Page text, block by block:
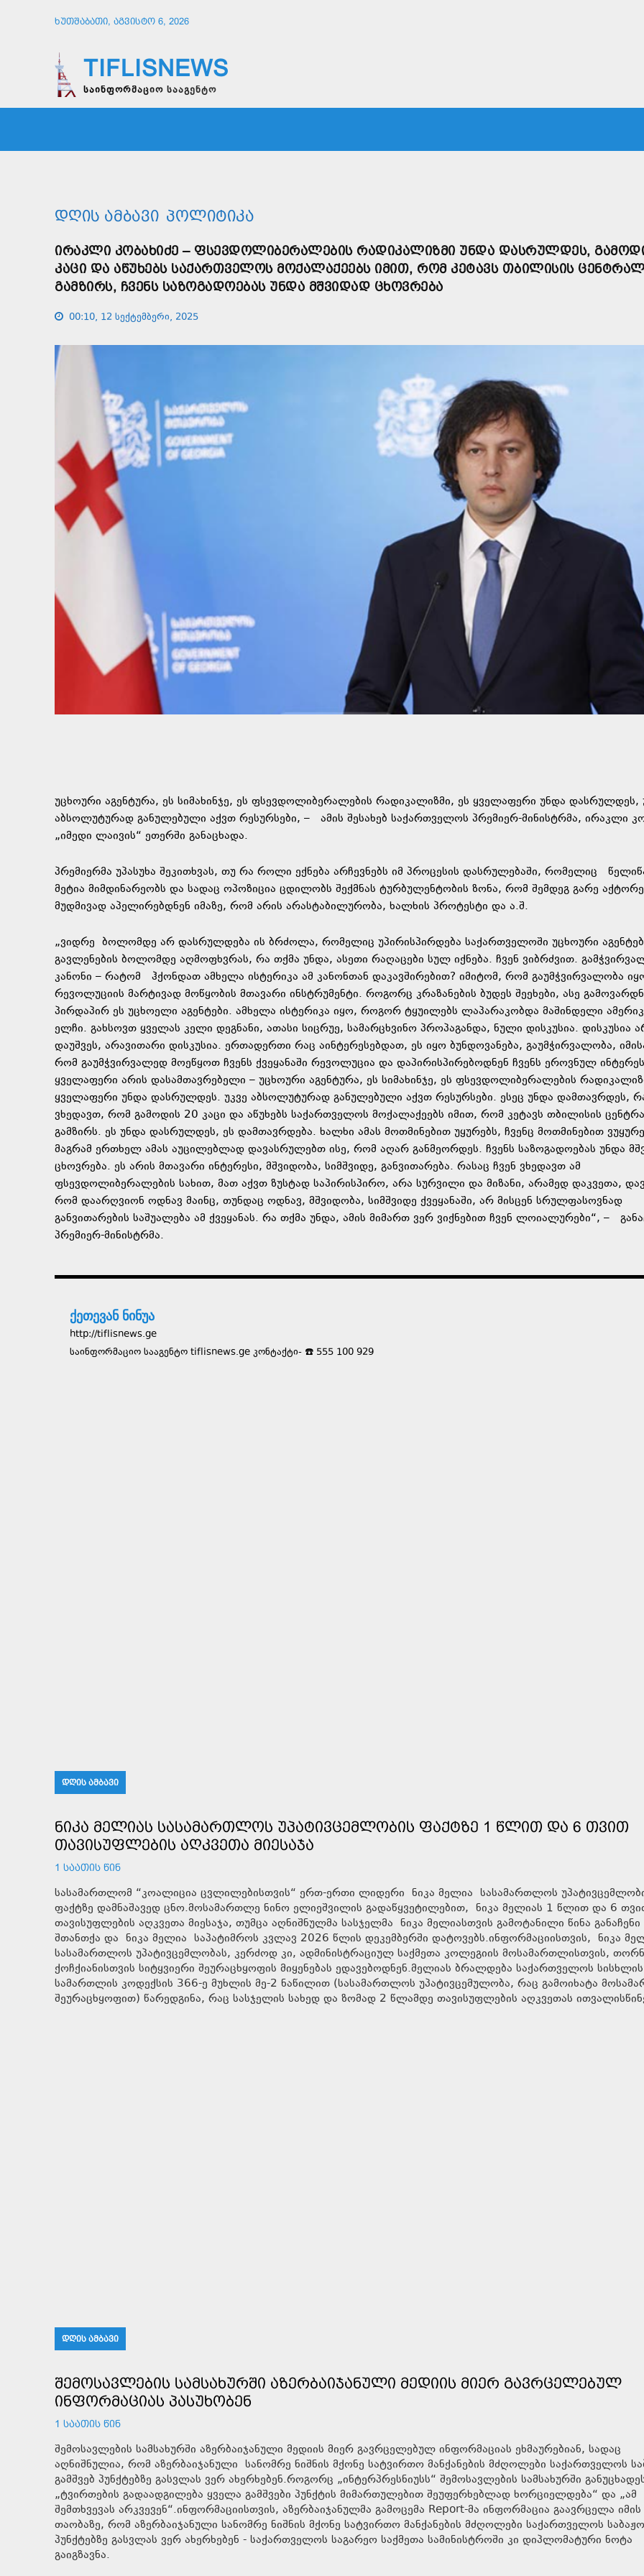
ᲮᲣᲗᲨᲐᲑᲐᲗᲘ, ᲐᲒᲕᲘᲡᲢᲝ 6, 2026
TIFLISNEWS
საინფორმაციო სააგენტო
ᲓᲦᲘᲡ ᲐᲛᲑᲐᲕᲘ ᲞᲝᲚᲘᲢᲘᲙᲐ
ᲘᲠᲐᲙᲚᲘ ᲙᲝᲑᲐᲮᲘᲫᲔ – ᲤᲡᲔᲕᲓᲝᲚᲘᲑᲔᲠᲐᲚᲔᲑᲘᲡ ᲠᲐᲓᲘᲙᲐᲚᲘᲖᲛᲘ ᲣᲜᲓᲐ ᲓᲐᲡᲠᲣᲚᲓᲔᲡ,
ᲙᲐᲪᲘ ᲓᲐ ᲐᲬᲣᲮᲔᲑᲡ ᲡᲐᲥᲐᲠᲗᲕᲔᲚᲝᲡ ᲛᲝᲥᲐᲚᲐᲥᲔᲔᲑᲡ ᲘᲛᲘᲗ, ᲠᲝᲛ ᲙᲔᲢᲐᲕᲡ ᲗᲑᲘᲚᲘᲡᲘᲡ
ᲒᲐᲛᲖᲘᲠᲡ, ᲩᲕᲔᲜᲡ ᲡᲐᲖᲝᲒᲐᲓᲝᲔᲑᲐᲡ ᲣᲜᲓᲐ ᲛᲨᲕᲘᲓᲐᲓ ᲪᲮᲝᲕᲠᲔᲑᲐ
00:10, 12 სექტემბერი, 2025
უცხოური აგენტურა, ეს სიმახინჯე, ეს ფსევდოლიბერალების რადიკალიზმი, ეს ყველაფერი უნდა დასრულდეს,
აბსოლუტურად განულებული აქვთ რესურსები, – ამის შესახებ საქართველოს პრემიერ-მინისტრმა, ირაკლი
„იმედი ლაივის“ ეთერში განაცხადა.
პრემიერმა უპასუხა შეკითხვას, თუ რა როლი ექნება არჩევნებს იმ პროცესის დასრულებაში, რომელიც
მეტია მიმდინარეობს და სადაც ოპოზიცია ცდილობს შექმნას ტურბულენტობის ზონა, რომ შემდეგ გარე
მუდმივად აპელირებდნენ იმაზე, რომ არის არასტაბილურობა, ხალხის პროტესტი და ა.შ.
„ვიდრე ბოლომდე არ დასრულდება ის ბრძოლა, რომელიც უპირისპირდება საქართველოში უცხოური
გავლენების ბოლომდე აღმოფხვრას, რა თქმა უნდა, ასეთი რაღაცები სულ იქნება. ჩვენ ვიბრძვით.
კანონი – რატომ ჰქონდათ ამხელა ისტერიკა ამ კანონთან დაკავშირებით? იმიტომ, რომ გაუმჭვირვალობა
რევოლუციის მარტივად მოწყობის მთავარი ინსტრუმენტი. როგორც კრაზანების ბუდეს შეეხები, ასე
პირდაპირ ეს უცხოელი აგენტები. ამხელა ისტერიკა იყო, როგორ ტყუილებს ლაპარაკობდა მაშინდელი
ელჩი. გახსოვთ ყველას კელი დეგნანი, ათასი სიცრუე, სამარცხვინო პროპაგანდა, ნული დისკუსია. დისკუსია
დაუშვეს, არავითარი დისკუსია. ერთადერთი რაც აინტერესებდათ, ეს იყო ბუნდოვანება, გაუმჭირვალობა,
რომ გაუმჭვირვალედ მოეწყოთ ჩვენს ქვეყანაში რევოლუცია და დაპირისპირებოდნენ ჩვენს ეროვნულ
ყველაფერი არის დასამთავრებელი – უცხოური აგენტურა, ეს სიმახინჯე, ეს ფსევდოლიბერალების
ყველაფერი უნდა დასრულდეს. უკვე აბსოლუტურად განულებული აქვთ რესურსები. ესეც უნდა დამთავრდეს,
ვხედავთ, რომ გამოდის 20 კაცი და აწუხებს საქართველოს მოქალაქეებს იმით, რომ კეტავს თბილისის
გამზირს. ეს უნდა დასრულდეს, ეს დამთავრდება. ხალხი ამას მოთმინებით უყურებს, ჩვენც მოთმინებით
მაგრამ ერთხელ ამას აუცილებლად დავასრულებთ ისე, რომ აღარ განმეორდეს. ჩვენს საზოგადოებას უნდა
ცხოვრება. ეს არის მთავარი ინტერესი, მშვიდობა, სიმშვიდე, განვითარება. რასაც ჩვენ ვხედავთ ამ
ფსევდოლიბერალების სახით, მათ აქვთ ზუსტად საპირისპირო, არა სურვილი და მიზანი, არამედ დაკვეთა,
რომ დაარღვიონ ოდნავ მაინც, თუნდაც ოდნავ, მშვიდობა, სიმშვიდე ქვეყანაში, არ მისცენ სრულფასოვნად
განვითარების საშუალება ამ ქვეყანას. რა თქმა უნდა, ამის მიმართ ვერ ვიქნებით ჩვენ ლოიალურები“, –
პრემიერ-მინისტრმა.
ქეთევან ნინუა
http://tiflisnews.ge
საინფორმაციო სააგენტო tiflisnews.ge კონტაქტი- ☎️ 555 100 929
ᲓᲦᲘᲡ ᲐᲛᲑᲐᲕᲘ
ᲜᲘᲙᲐ ᲛᲔᲚᲘᲐᲡ ᲡᲐᲡᲐᲛᲐᲠᲗᲚᲝᲡ ᲣᲞᲐᲢᲘᲕᲪᲔᲛᲚᲝᲑᲘᲡ ᲤᲐᲥᲢᲖᲔ 1 ᲬᲚᲘᲗ ᲓᲐ 6 ᲗᲕᲘᲗ
ᲗᲐᲕᲘᲡᲣᲤᲚᲔᲑᲘᲡ ᲐᲦᲙᲕᲔᲗᲐ ᲛᲘᲔᲡᲐᲯᲐ
1 ᲡᲐᲐᲗᲘᲡ ᲬᲘᲜ
სასამართლომ “კოალიცია ცვლილებისთვის“ ერთ-ერთი ლიდერი ნიკა მელია სასამართლოს
ფაქტზე დამნაშავედ ცნო.მოსამართლე ნინო ელიეშვილის გადაწყვეტილებით, ნიკა მელიას 1 წლით და 6
თავისუფლების აღკვეთა მიესაჯა, თუმცა აღნიშნულმა სასჯელმა ნიკა მელიასთვის გამოტანილი წინა განაჩენი
შთანთქა და ნიკა მელია საპატიმროს კვლავ 2026 წლის დეკემბერში დატოვებს.ინფორმაციისთვის, ნიკა
სასამართლოს უპატივცემლობას, კერძოდ კი, ადმინისტრაციულ საქმეთა კოლეგიის მოსამართლისთვის,
ქოჩქიანისთვის სიტყვიერი შეურაცხყოფის მიყენებას ედავებოდნენ.მელიას ბრალდება საქართველოს სისხლის
სამართლის კოდექსის 366-ე მუხლის მე-2 ნაწილით (სასამართლოს უპატივცემულობა, რაც გამოიხატა
შეურაცხყოფით) წარედგინა, რაც სასჯელის სახედ და ზომად 2 წლამდე თავისუფლების აღკვეთას
ᲓᲦᲘᲡ ᲐᲛᲑᲐᲕᲘ
ᲨᲔᲛᲝᲡᲐᲕᲚᲔᲑᲘᲡ ᲡᲐᲛᲡᲐᲮᲣᲠᲨᲘ ᲐᲖᲔᲠᲑᲐᲘᲯᲐᲜᲣᲚᲘ ᲛᲔᲓᲘᲘᲡ ᲛᲘᲔᲠ ᲒᲐᲕᲠᲪᲔᲚᲔᲑᲣᲚ
ᲘᲜᲤᲝᲠᲛᲐᲪᲘᲐᲡ ᲞᲐᲡᲣᲮᲝᲑᲔᲜ
1 ᲡᲐᲐᲗᲘᲡ ᲬᲘᲜ
შემოსავლების სამსახურში აზერბაიჯანული მედიის მიერ გავრცელებულ ინფორმაციას ეხმაურებიან, სადაც
აღნიშნულია, რომ აზერბაიჯანული სანომრე ნიშნის მქონე სატვირთო მანქანების მძღოლები საქართველოს
გამშვებ პუნქტებზე გასვლას ვერ ახერხებენ.როგორც „ინტერპრესნიუსს“ შემოსავლების სამსახურში
„ტვირთების გადაადგილება ყველა გამშვები პუნქტის მიმართულებით შეუფერხებლად ხორციელდება“ და „ამ
შემთხვევას არკვევენ“.ინფორმაციისთვის, აზერბაიჯანულმა გამოცემა Report-მა ინფორმაცია გაავრცელა იმის
თაობაზე, რომ აზერბაიჯანული სანომრე ნიშნის მქონე სატვირთო მანქანების მძღოლები საქართველოს საბაჟო
პუნქტებზე გასვლას ვერ ახერხებენ - საქართველოს საგარეო საქმეთა სამინისტროში კი დიპლომატური ნოტა
გაიგზავნა.